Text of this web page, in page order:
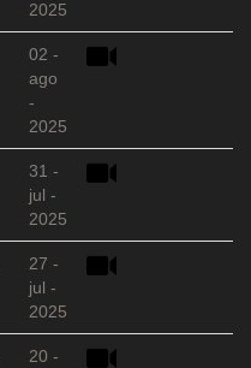
2025
02 -
ago
-
2025
31 -
jul -
2025
27 -
jul -
2025
20 -